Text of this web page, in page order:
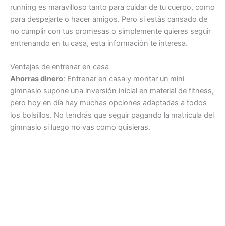
running es maravilloso tanto para cuidar de tu cuerpo, como
para despejarte o hacer amigos. Pero si estás cansado de
no cumplir con tus promesas o simplemente quieres seguir
entrenando en tu casa, esta información te interesa.
Ventajas de entrenar en casa
Ahorras dinero: Entrenar en casa y montar un mini
gimnasio supone una inversión inicial en material de fitness,
pero hoy en día hay muchas opciones adaptadas a todos
los bolsillos. No tendrás que seguir pagando la matricula del
gimnasio si luego no vas como quisieras.